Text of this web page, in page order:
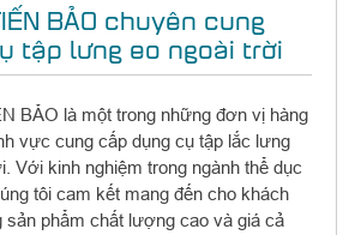
BẢO chuyên cung
tập lưng eo ngoài trời
BẢO là một trong những đơn vị hàng
vực cung cấp dụng cụ tập lắc lưng
Với kinh nghiệm trong ngành thể dục
tôi cam kết mang đến cho khách
sản phẩm chất lượng cao và giá cả